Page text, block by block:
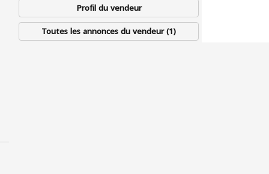
Profil du vendeur
Toutes les annonces du vendeur (1)